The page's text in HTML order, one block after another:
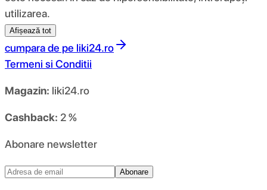
utilizarea.
Afișează tot
cumpara de pe liki24.ro
Termeni si Conditii
Magazin: liki24.ro
Cashback: 2 %
Abonare newsletter
Abonare